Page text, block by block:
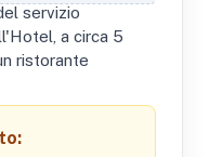
servizio
a circa 5
ristorante